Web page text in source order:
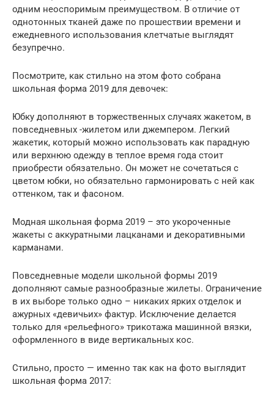
одним неоспоримым преимуществом. В отличие от
однотонных тканей даже по прошествии времени и
ежедневного использования клетчатые выглядят
безупречно.
Посмотрите, как стильно на этом фото собрана
школьная форма 2019 для девочек:
Юбку дополняют в торжественных случаях жакетом, в
повседневных -жилетом или джемпером. Легкий
жакетик, который можно использовать как парадную
или верхнюю одежду в теплое время года стоит
приобрести обязательно. Он может не сочетаться с
цветом юбки, но обязательно гармонировать с ней как
оттенком, так и фасоном.
Модная школьная форма 2019 – это укороченные
жакеты с аккуратными лацканами и декоративными
карманами.
Повседневные модели школьной формы 2019
дополняют самые разнообразные жилеты. Ограничение
в их выборе только одно – никаких ярких отделок и
ажурных «девичьих» фактур. Исключение делается
только для «рельефного» трикотажа машинной вязки,
оформленного в виде вертикальных кос.
Стильно, просто — именно так как на фото выглядит
школьная форма 2017: